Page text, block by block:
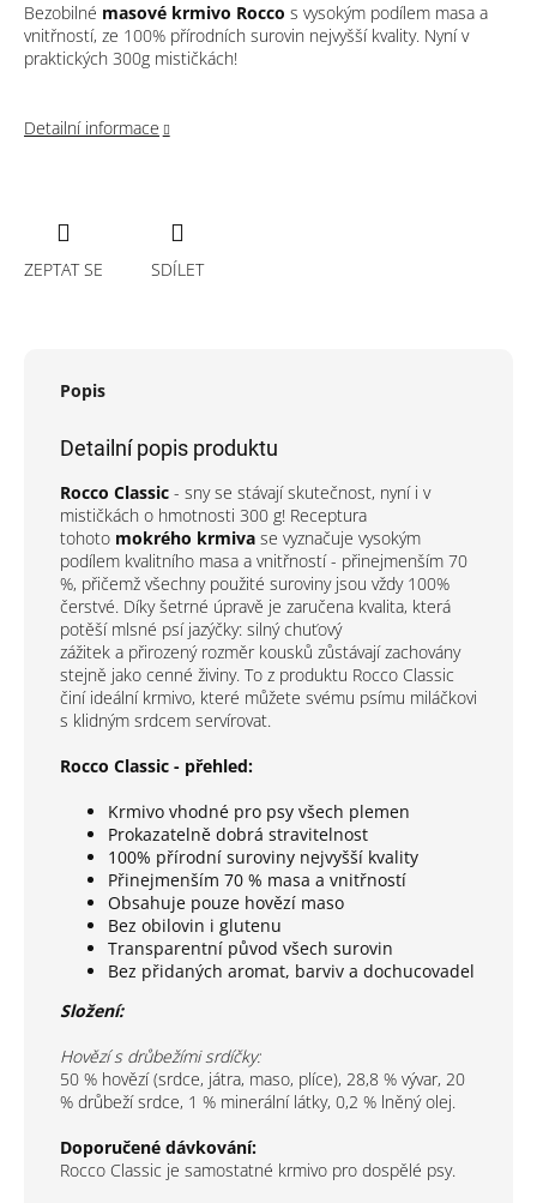
Bezobilné masové krmivo Rocco s vysokým podílem masa a
vnitřností, ze 100% přírodních surovin nejvyšší kvality. Nyní v
praktických 300g mističkách!
Detailní informace
ZEPTAT SE SDÍLET
Popis
Detailní popis produktu
Rocco Classic - sny se stávají skutečnost, nyní i v
mističkách o hmotnosti 300 g! Receptura
tohoto mokrého krmiva se vyznačuje vysokým
podílem kvalitního masa a vnitřností - přinejmenším 70
%, přičemž všechny použité suroviny jsou vždy 100%
čerstvé. Díky šetrné úpravě je zaručena kvalita, která
potěší mlsné psí jazýčky: silný chuťový
zážitek a přirozený rozměr kousků zůstávají zachovány
stejně jako cenné živiny. To z produktu Rocco Classic
činí ideální krmivo, které můžete svému psímu miláčkovi
s klidným srdcem servírovat.
Rocco Classic - přehled:
Krmivo vhodné pro psy všech plemen
Prokazatelně dobrá stravitelnost
100% přírodní suroviny nejvyšší kvality
Přinejmenším 70 % masa a vnitřností
Obsahuje pouze hovězí maso
Bez obilovin i glutenu
Transparentní původ všech surovin
Bez přidaných aromat, barviv a dochucovadel
Složení:
Hovězí s drůbežími srdíčky:
50 % hovězí (srdce, játra, maso, plíce), 28,8 % vývar, 20
% drůbeží srdce, 1 % minerální látky, 0,2 % lněný olej.
Doporučené dávkování:
Rocco Classic je samostatné krmivo pro dospělé psy.